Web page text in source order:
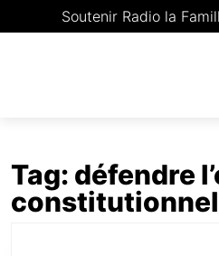
Soutenir Radio la
Tag: défendre
constitutionnel